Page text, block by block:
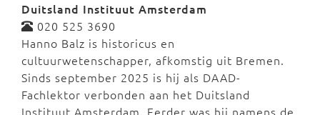
Duitsland Instituut Amsterdam
020 525 3690
Hanno Balz is historicus en
cultuurwetenschapper, afkomstig uit Bremen.
Sinds september 2025 is hij als DAAD-
Fachlektor verbonden aan het Duitsland
Instituut Amsterdam. Eerder was hij namens de